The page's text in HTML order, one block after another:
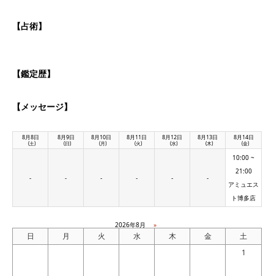
【占術】
【鑑定歴】
【メッセージ】
8月8日
(土)
8月9日
(日)
8月10日
(月)
8月11日
(火)
8月12日
(水)
8月13日
(木)
8月14日
(金)
- - - - - -
10:00 ~
21:00
アミュエス
ト博多店
2026年8月 »
日 月 火 水 木 金
土
1